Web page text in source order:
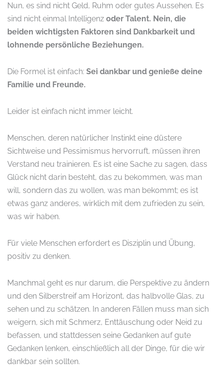
Nun, es sind nicht Geld, Ruhm oder gutes Aussehen. Es
sind nicht einmal Intelligenz oder Talent. Nein, die
beiden wichtigsten Faktoren sind Dankbarkeit und
lohnende persönliche Beziehungen.
Die Formel ist einfach: Sei dankbar und genieße deine
Familie und Freunde.
Leider ist einfach nicht immer leicht.
Menschen, deren natürlicher Instinkt eine düstere
Sichtweise und Pessimismus hervorruft, müssen ihren
Verstand neu trainieren. Es ist eine Sache zu sagen, dass
Glück nicht darin besteht, das zu bekommen, was man
will, sondern das zu wollen, was man bekommt; es ist
etwas ganz anderes, wirklich mit dem zufrieden zu sein,
was wir haben.
Für viele Menschen erfordert es Disziplin und Übung,
positiv zu denken.
Manchmal geht es nur darum, die Perspektive zu ändern
und den Silberstreif am Horizont, das halbvolle Glas, zu
sehen und zu schätzen. In anderen Fällen muss man sich
weigern, sich mit Schmerz, Enttäuschung oder Neid zu
befassen, und stattdessen seine Gedanken auf gute
Gedanken lenken, einschließlich all der Dinge, für die wir
dankbar sein sollten.